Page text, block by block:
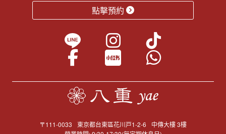
點擊預約
〒111-0033 東京都台東區花川戸1-2-6
中傳大樓 3樓